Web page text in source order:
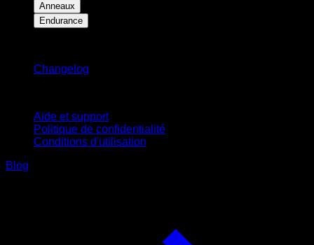
Anneaux
Endurance
Changelog
Aide et support
Politique de confidentialité
Conditions d'utilisation
Blog